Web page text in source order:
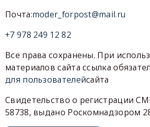
Почта:moder_forpost@mail.ru
+7 978 249 12 82
Все права сохранены. При
материалов сайта ссылка
для пользователейсайта
Свидетельство о регистрации
58738, выдано Роскомнадзором